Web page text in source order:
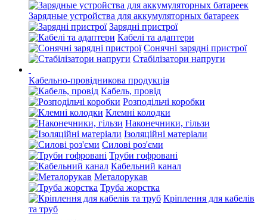
Зарядные устройства для аккумуляторных батареек
Зарядні пристрої
Кабелі та адаптери
Сонячні зарядні пристрої
Стабілізатори напруги
Кабельно-провідникова продукція
Кабель, провід
Розподільчі коробки
Клемні колодки
Наконечники, гільзи
Ізоляційні матеріали
Силові роз'єми
Труби гофровані
Кабельний канал
Металорукав
Труба жорстка
Кріплення для кабелів
та труб